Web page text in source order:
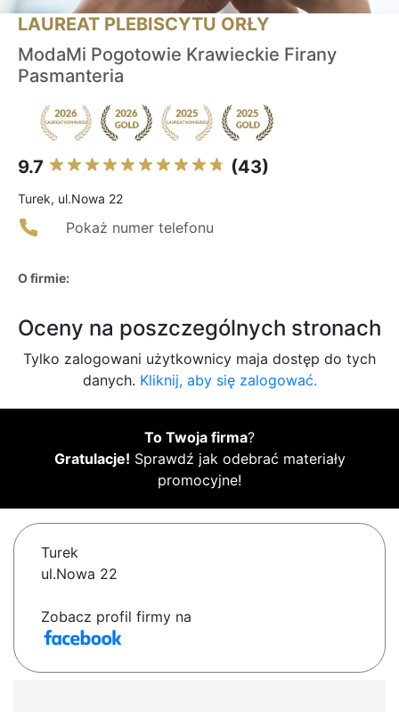
LAUREAT PLEBISCYTU ORŁY
ModaMi Pogotowie Krawieckie Firany
Pasmanteria
9.7 (43)
Turek, ul.Nowa 22
Pokaż numer telefonu
O firmie:
Oceny na poszczególnych stronach
Tylko zalogowani użytkownicy maja dostęp do tych
danych. Kliknij, aby się zalogować.
To Twoja firma?
Gratulacje! Sprawdź jak odebrać materiały
promocyjne!
Turek
ul.Nowa 22
Zobacz profil firmy na